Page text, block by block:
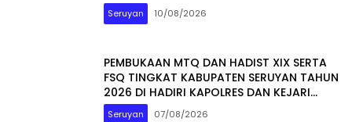
Seruyan 10/08/2026
PEMBUKAAN MTQ DAN HADIST XIX SERTA
FSQ TINGKAT KABUPATEN SERUYAN TAHUN
2026 DI HADIRI KAPOLRES DAN KEJARI
SERUYAN
Seruyan 07/08/2026